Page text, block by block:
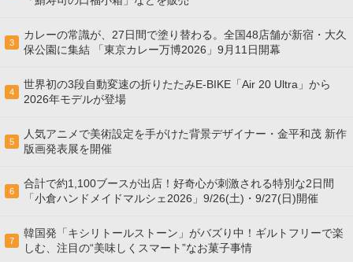
3
カレーの常識が、27日間で塗り替わる。全国48店舗が新宿・大久
保公園に集結 「東京カレー万博2026」9月11日開幕
4
世界初の3段自動変速の折りたたみE-BIKE「Air 20 Ultra」から
2026年モデルが登場
5
人気アニメで美術設定を手がけた背景デザイナー・金平和茂 新作
版画発表展を開催
6
合計で約1,100ブースが出店！好奇心が刺激される特別な2日間
「小倉ハンドメイドマルシェ2026」9/26(土)・9/27(日)開催
7
韓国発「キシリトールストーン」がバズり中！ギルトフリーで楽
しむ、注目の“美味しくスマート”なお菓子事情